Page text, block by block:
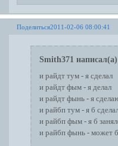
Поделиться2011-02-06 08:00:41
Smith371
и райдт тум - я сделал
и райдт фым - я делал
и райдт фынь - я
и райбп тум - я б
и райбп фым - я б
и райбп фынь - может